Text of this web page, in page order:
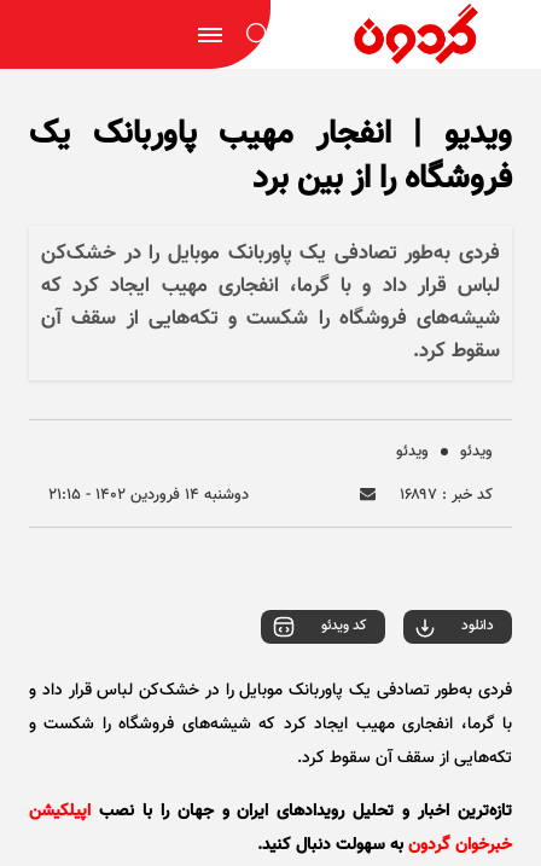
ویدیو | انفجار مهیب پاوربانک یک
فروشگاه را از بین برد
فردی به‌طور تصادفی یک پاوربانک موبایل را در خشک‌کن
لباس قرار داد و با گرما، انفجاری مهیب ایجاد کرد که
شیشه‌های فروشگاه را شکست و تکه‌هایی از سقف آن
سقوط کرد.
ویدئو
ویدئو
کد خبر : ۱۶۸۹۷
دوشنبه ۱۴ فروردين ۱۴۰۲ - ۲۱:۱۵
دانلود کد ویدئو
فردی به‌طور تصادفی یک پاوربانک موبایل را در خشک‌کن لباس قرار داد و
با گرما، انفجاری مهیب ایجاد کرد که شیشه‌های فروشگاه را شکست و
تکه‌هایی از سقف آن سقوط کرد.
تازه‌ترین اخبار و تحلیل‌ رویدادهای ایران و جهان را با نصب اپیلکیشن
خبرخوان گردونبه سهولت دنبال کنید.